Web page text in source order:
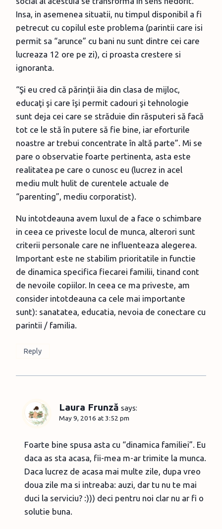
Insa, in asemenea situatii, nu timpul disponibil a fi
petrecut cu copilul este problema (parintii care isi
permit sa “arunce” cu bani nu sunt dintre cei care
lucreaza 12 ore pe zi), ci proasta crestere si
ignoranta.
“Şi eu cred că părinţii ăia din clasa de mijloc,
educaţi şi care îşi permit cadouri şi tehnologie
sunt deja cei care se străduie din răsputeri să facă
tot ce le stă în putere să fie bine, iar eforturile
noastre ar trebui concentrate în altă parte”. Mi se
pare o observatie foarte pertinenta, asta este
realitatea pe care o cunosc eu (lucrez in acel
mediu mult hulit de curentele actuale de
“parenting”, mediu corporatist).
Nu intotdeauna avem luxul de a face o schimbare
in ceea ce priveste locul de munca, alterori sunt
criterii personale care ne influenteaza alegerea.
Important este ne stabilim prioritatile in functie
de dinamica specifica fiecarei familii, tinand cont
de nevoile copiilor. In ceea ce ma priveste, am
consider intotdeauna ca cele mai importante
sunt): sanatatea, educatia, nevoia de conectare cu
parintii / familia.
Reply
Laura Frunză says:
May 9, 2016 at 3:52 pm
Foarte bine spusa asta cu “dinamica familiei”. Eu
daca as sta acasa, fii-mea m-ar trimite la munca.
Daca lucrez de acasa mai multe zile, dupa vreo
doua zile ma si intreaba: auzi, dar tu nu te mai
duci la serviciu? :))) deci pentru noi clar nu ar fi o
solutie buna.